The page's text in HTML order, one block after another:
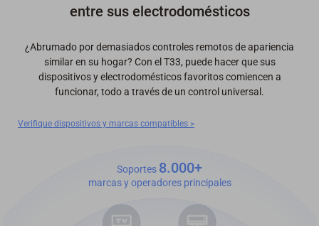
entre sus electrodomésticos
¿Abrumado por demasiados controles remotos de apariencia
similar en su hogar? Con el T33, puede hacer que sus
dispositivos y electrodomésticos favoritos comiencen a
funcionar, todo a través de un control universal.
Verifique dispositivos y marcas compatibles >
Soportes 8.000+
marcas y operadores principales